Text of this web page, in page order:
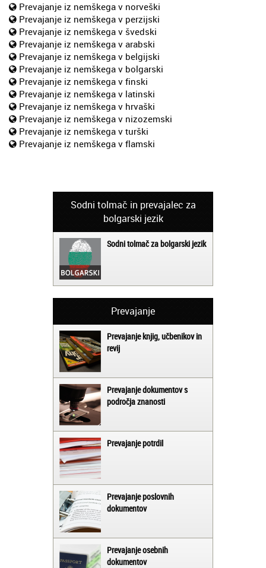
Prevajanje iz nemškega v norveški
Prevajanje iz nemškega v perzijski
Prevajanje iz nemškega v švedski
Prevajanje iz nemškega v arabski
Prevajanje iz nemškega v belgijski
Prevajanje iz nemškega v bolgarski
Prevajanje iz nemškega v finski
Prevajanje iz nemškega v latinski
Prevajanje iz nemškega v hrvaški
Prevajanje iz nemškega v nizozemski
Prevajanje iz nemškega v turški
Prevajanje iz nemškega v flamski
Sodni tolmač in prevajalec za
bolgarski jezik
Sodni tolmač za bolgarski jezik
Prevajanje
Prevajanje knjig, učbenikov in
revij
Prevajanje dokumentov s
področja znanosti
Prevajanje potrdil
Prevajanje poslovnih
dokumentov
Prevajanje osebnih
dokumentov